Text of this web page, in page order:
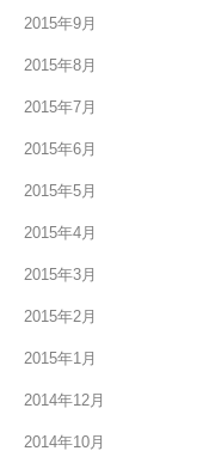
2015年9月
2015年8月
2015年7月
2015年6月
2015年5月
2015年4月
2015年3月
2015年2月
2015年1月
2014年12月
2014年10月